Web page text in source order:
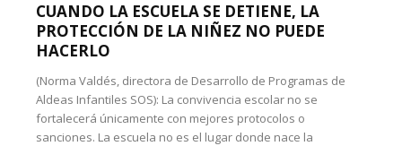
CUANDO LA ESCUELA SE DETIENE, LA
PROTECCIÓN DE LA NIÑEZ NO PUEDE
HACERLO
(Norma Valdés, directora de Desarrollo de Programas de
Aldeas Infantiles SOS): La convivencia escolar no se
fortalecerá únicamente con mejores protocolos o
sanciones. La escuela no es el lugar donde nace la